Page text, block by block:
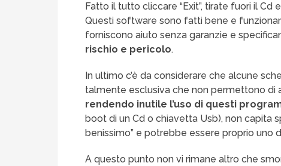
Fatto il tutto cliccare “Exit”, tirate fuori il Cd
Questi software sono fatti bene e
forniscono aiuto senza garanzie e
rischio e pericolo.
In ultimo c’è da considerare che alcune
talmente esclusiva che non permettono di
rendendo inutile l’uso di questi
boot di un Cd o chiavetta Usb), non capita
benissimo” e potrebbe essere proprio uno
A questo punto non vi rimane altro che